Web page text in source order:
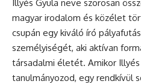
Illyés Gyula neve szorosan
magyar irodalom és közélet
csupán egy kiváló író
személyiségét, aki aktívan
társadalmi életét. Amikor
tanulmányozod, egy rendkívül